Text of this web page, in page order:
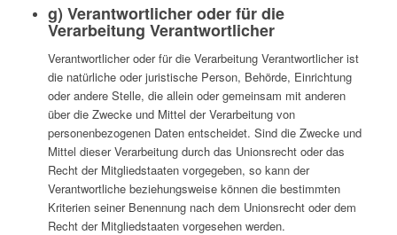
g) Verantwortlicher oder für die
Verarbeitung Verantwortlicher
Verantwortlicher oder für die Verarbeitung Verantwortlicher ist
die natürliche oder juristische Person, Behörde, Einrichtung
oder andere Stelle, die allein oder gemeinsam mit anderen
über die Zwecke und Mittel der Verarbeitung von
personenbezogenen Daten entscheidet. Sind die Zwecke und
Mittel dieser Verarbeitung durch das Unionsrecht oder das
Recht der Mitgliedstaaten vorgegeben, so kann der
Verantwortliche beziehungsweise können die bestimmten
Kriterien seiner Benennung nach dem Unionsrecht oder dem
Recht der Mitgliedstaaten vorgesehen werden.